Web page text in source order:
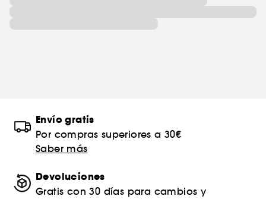
Envío gratis
Por compras superiores a 30€
Saber más
Devoluciones
Gratis con 30 días para cambios y